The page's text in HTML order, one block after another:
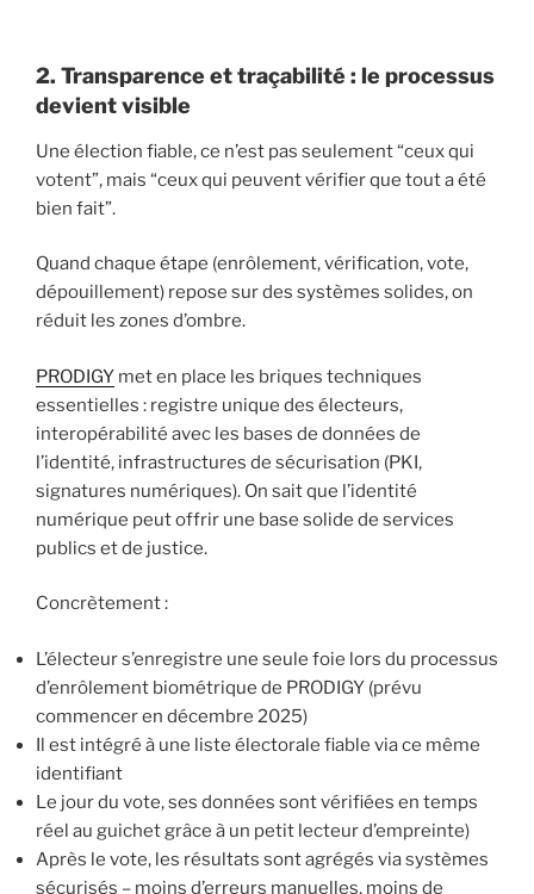
2. Transparence et traçabilité : le processus
devient visible
Une élection fiable, ce n’est pas seulement “ceux qui
votent”, mais “ceux qui peuvent vérifier que tout a été
bien fait”.
Quand chaque étape (enrôlement, vérification, vote,
dépouillement) repose sur des systèmes solides, on
réduit les zones d’ombre.
PRODIGY met en place les briques techniques
essentielles : registre unique des électeurs,
interopérabilité avec les bases de données de
l’identité, infrastructures de sécurisation (PKI,
signatures numériques). On sait que l’identité
numérique peut offrir une base solide de services
publics et de justice.
Concrètement :
L’électeur s’enregistre une seule foie lors du processus
d’enrôlement biométrique de PRODIGY (prévu
commencer en décembre 2025)
Il est intégré à une liste électorale fiable via ce même
identifiant
Le jour du vote, ses données sont vérifiées en temps
réel au guichet grâce à un petit lecteur d’empreinte)
Après le vote, les résultats sont agrégés via systèmes
sécurisés – moins d’erreurs manuelles, moins de